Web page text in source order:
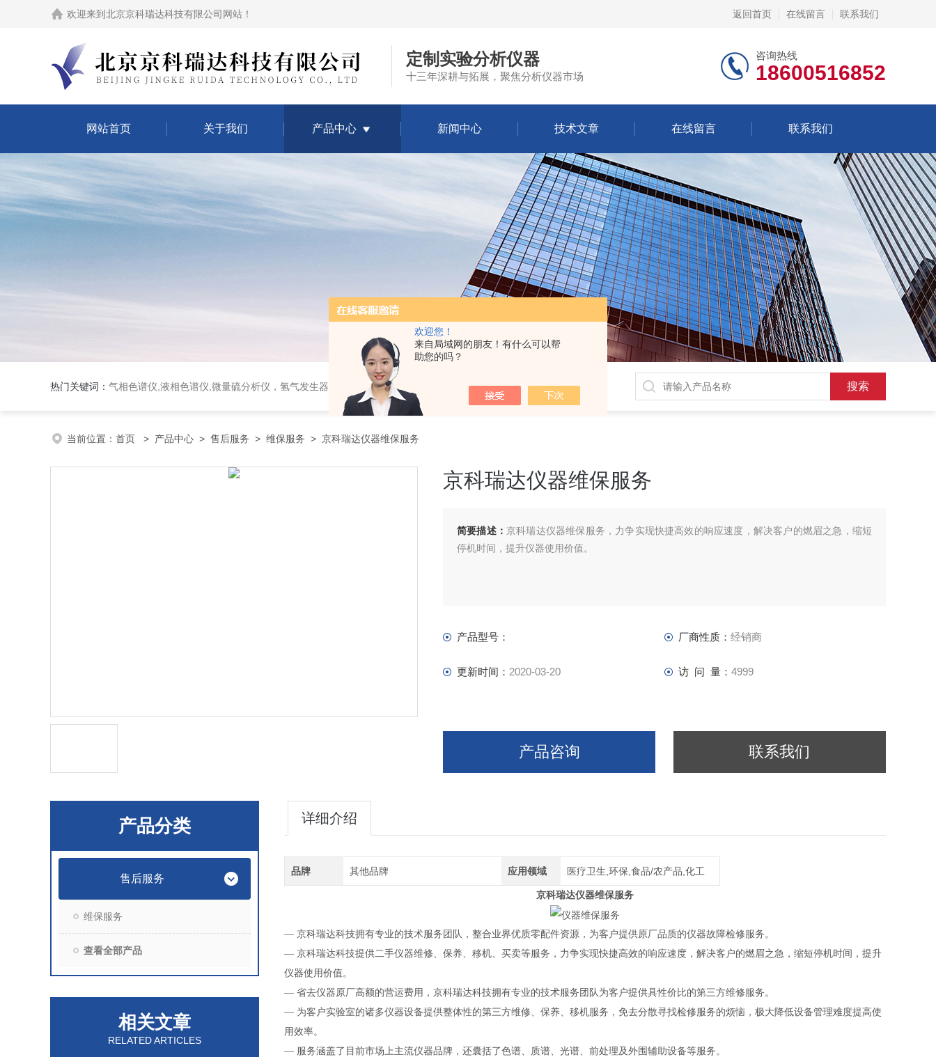
欢迎您！
来自局域网的朋友！有什么可以帮
助您的吗？
欢迎来到 北京京科瑞达科技有限公司网站 ！ 返回首页 在线留言 联系我们
定制实验分析仪器
十三年深耕与拓展，聚焦分析仪器市场
咨询热线
18600516852
网站首页 关于我们 产品中心 新闻中心 技术文章 在线留言 联系我们
热门关键词： 气相色谱仪,液相色谱仪,微量硫分析仪，氢气发生器，氮气发生器，空气发生器，色谱耗件（N2000色谱工作站，色谱柱、阀件、进样器、色谱担体），顶空进样器，热解析仪，紫外分光光度计，原子吸收分光光度计，傅立叶红外光谱仪，分析天平等常规实验室产品。
当前位置： 首页 > 产品中心 > 售后服务 > 维保服务 > 京科瑞达仪器维保服务
京科瑞达仪器维保服务
简要描述： 京科瑞达仪器维保服务，力争实现快捷高效的响应速度，解决客户的燃眉之急，缩短
停机时间，提升仪器使用价值。
产品型号： 厂商性质： 经销商
更新时间： 2020-03-20 访 问 量： 4999
产品咨询 联系我们
产品分类
售后服务
维保服务
查看全部产品
相关文章
RELATED ARTICLES
详细介绍
品牌 其他品牌 应用领域 医疗卫生,环保,食品/农产品,化工
京科瑞达仪器维保服务
— 京科瑞达科技拥有专业的技术服务团队，整合业界优质零配件资源，为客户提供原厂品质的仪器故障检修服务。
— 京科瑞达科技提供二手仪器维修、保养、移机、买卖等服务，力争实现快捷高效的响应速度，解决客户的燃眉之急，缩短停机时间，提升
仪器使用价值。
— 省去仪器原厂高额的营运费用，京科瑞达科技拥有专业的技术服务团队为客户提供具性价比的第三方维修服务。
— 为客户实验室的诸多仪器设备提供整体性的第三方维修、保养、移机服务，免去分散寻找检修服务的烦恼，极大降低设备管理难度提高使
用效率。
— 服务涵盖了目前市场上主流仪器品牌，还囊括了色谱、质谱、光谱、前处理及外围辅助设备等服务。